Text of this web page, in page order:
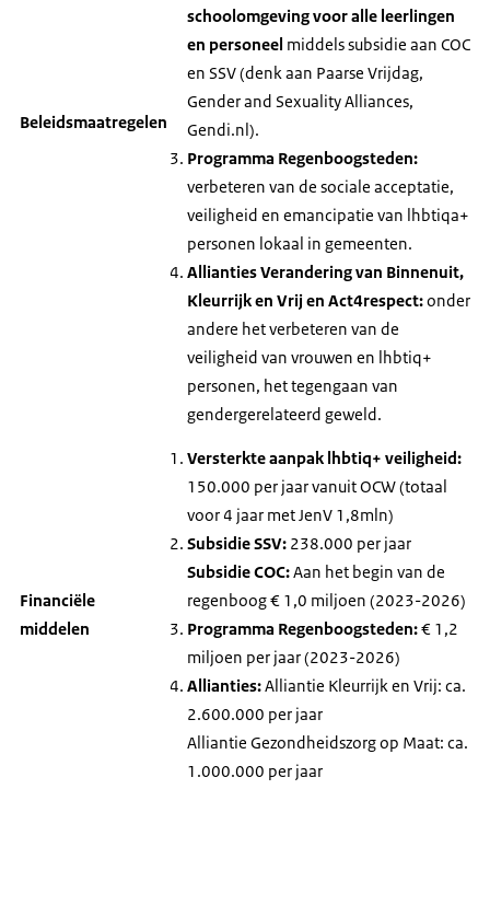
Beleidsmaatregelen
schoolomgeving voor alle leerlingen
en personeel middels subsidie aan COC
en SSV (denk aan Paarse Vrijdag,
Gender and Sexuality Alliances,
Gendi.nl).
Programma Regenboogsteden:
verbeteren van de sociale acceptatie,
veiligheid en emancipatie van lhbtiqa+
personen lokaal in gemeenten.
Allianties Verandering van Binnenuit,
Kleurrijk en Vrij en Act4respect:onder
andere het verbeteren van de
veiligheid van vrouwen en lhbtiq+
personen, het tegengaan van
gendergerelateerd geweld.
Financiële
middelen
Versterkte aanpak lhbtiq+ veiligheid:
150.000 per jaar vanuit OCW (totaal
voor 4 jaar met JenV 1,8mln)
Subsidie SSV: 238.000 per jaar
Subsidie COC:Aan het begin van de
regenboog € 1,0 miljoen (2023-2026)
Programma Regenboogsteden:€ 1,2
miljoen per jaar (2023-2026)
Allianties:Alliantie Kleurrijk en Vrij: ca.
2.600.000 per jaar
Alliantie Gezondheidszorg op Maat: ca.
1.000.000 per jaar